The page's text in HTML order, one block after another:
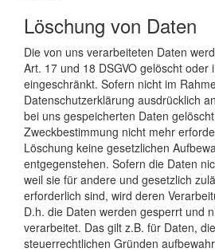
Löschung von Daten
Die von uns verarbeiteten Daten
Art. 17 und 18 DSGVO gelöscht oder
eingeschränkt. Sofern nicht im
Datenschutzerklärung ausdrücklich
bei uns gespeicherten Daten
Zweckbestimmung nicht mehr
Löschung keine gesetzlichen
entgegenstehen. Sofern die Daten
weil sie für andere und gesetzlich
erforderlich sind, wird deren
D.h. die Daten werden gesperrt und
verarbeitet. Das gilt z.B. für Daten,
steuerrechtlichen Gründen